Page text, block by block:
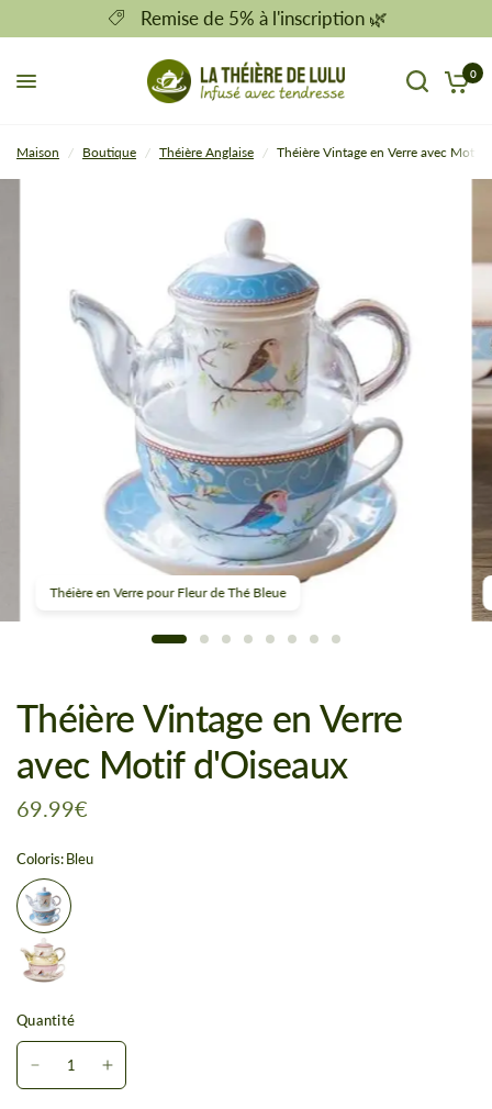
Remise de 5% à l'inscription 🌿
0
Maison / Boutique / Théière Anglaise / Théière Vintage en Verre avec Motif
Théière en Verre pour Fleur de Thé Bleue
Théière Vintage en Verre
avec Motif d'Oiseaux
69.99€
Coloris:Bleu
Quantité